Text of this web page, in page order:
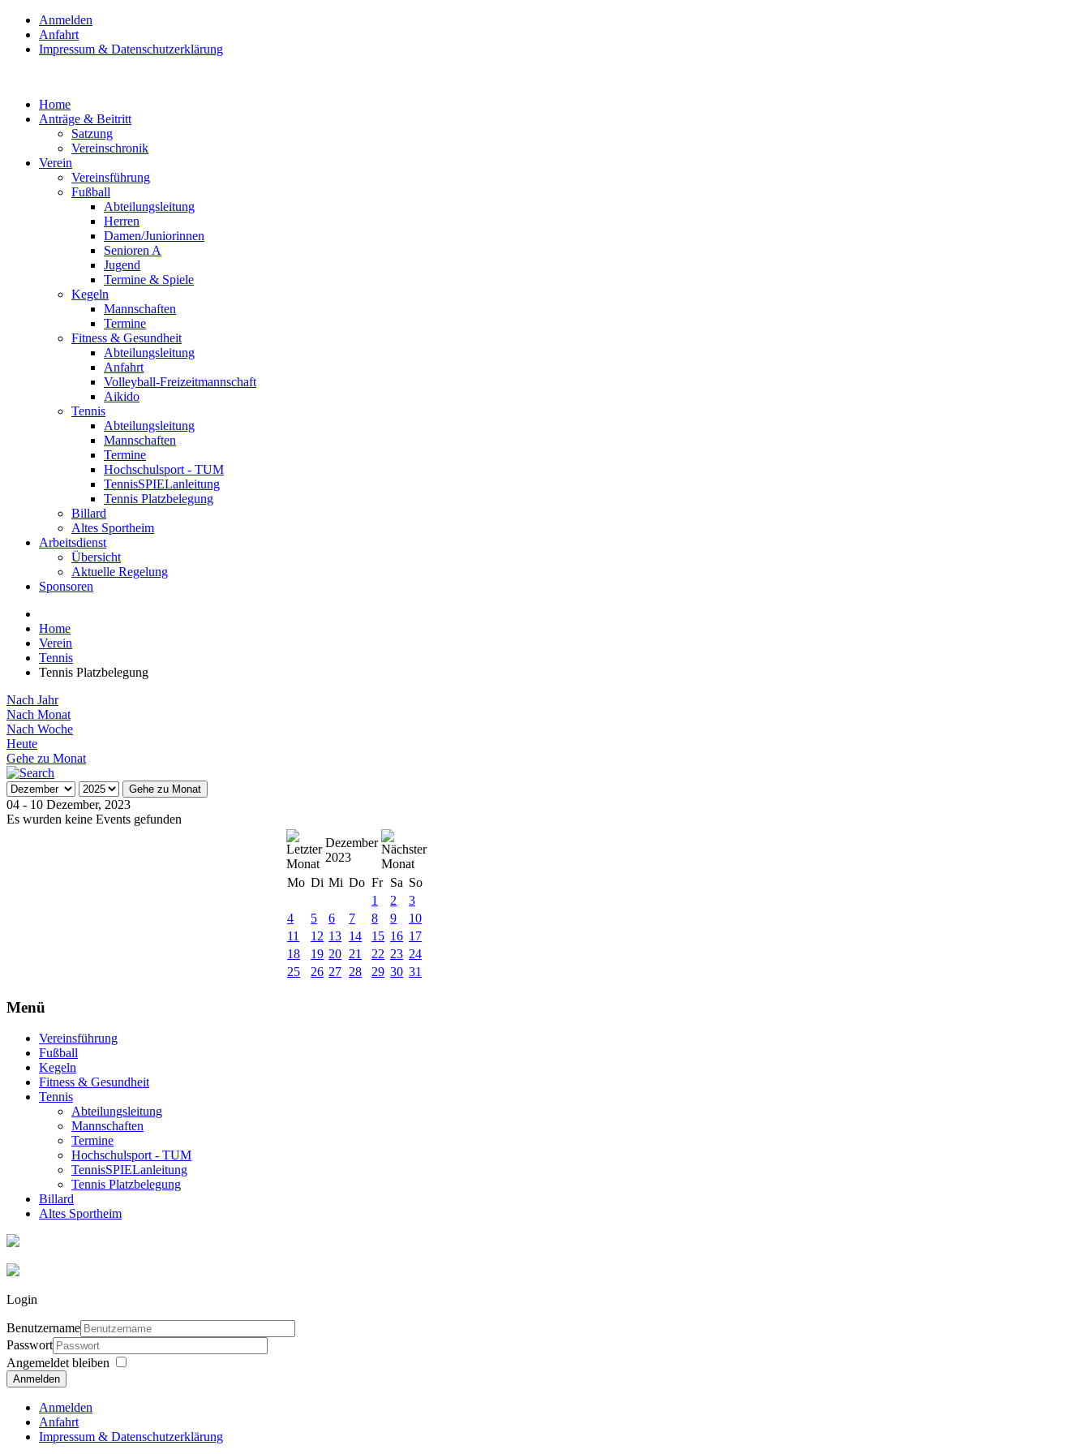
Anmelden
Anfahrt
Impressum & Datenschutzerklärung
Home
Anträge & Beitritt
Satzung
Vereinschronik
Verein
Vereinsführung
Fußball
Abteilungsleitung
Herren
Damen/Juniorinnen
Senioren A
Jugend
Termine & Spiele
Kegeln
Mannschaften
Termine
Fitness & Gesundheit
Abteilungsleitung
Anfahrt
Volleyball-Freizeitmannschaft
Aikido
Tennis
Abteilungsleitung
Mannschaften
Termine
Hochschulsport - TUM
TennisSPIELanleitung
Tennis Platzbelegung
Billard
Altes Sportheim
Arbeitsdienst
Übersicht
Aktuelle Regelung
Sponsoren
Home
Verein
Tennis
Tennis Platzbelegung
Nach Jahr
Nach Monat
Nach Woche
Heute
Gehe zu Monat
Gehe zu Monat
04 - 10 Dezember, 2023
Es wurden keine Events gefunden
Dezember
2023
Mo Di Mi Do Fr Sa So
1
2
3
4
5 6 7 8 9
10
11
12 13 14 15 16 17
18
19 20 21 22 23 24
25
26 27 28 29 30 31
Menü
Vereinsführung
Fußball
Kegeln
Fitness & Gesundheit
Tennis
Abteilungsleitung
Mannschaften
Termine
Hochschulsport - TUM
TennisSPIELanleitung
Tennis Platzbelegung
Billard
Altes Sportheim
Login
Benutzername
Passwort
Angemeldet bleiben
Anmelden
Anmelden
Anfahrt
Impressum & Datenschutzerklärung